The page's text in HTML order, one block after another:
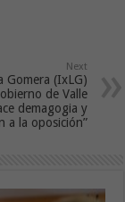
Next
Gomera (IxLG)
de Valle
demagogia y
a la oposición”